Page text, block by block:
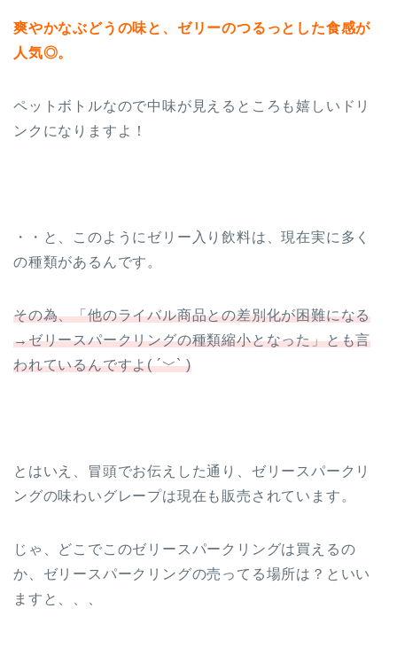
爽やかなぶどうの味と、ゼリーのつるっとした食感が
人気◎。
ペットボトルなので中味が見えるところも嬉しいドリ
ンクになりますよ！
・・と、このようにゼリー入り飲料は、現在実に多く
の種類があるんです。
その為、「他のライバル商品との差別化が困難になる
→ゼリースパークリングの種類縮小となった」とも言
われているんですよ( ´﹀` )
とはいえ、冒頭でお伝えした通り、ゼリースパークリ
ングの味わいグレープは現在も販売されています。
じゃ、どこでこのゼリースパークリングは買えるの
か、ゼリースパークリングの売ってる場所は？といい
ますと、、、